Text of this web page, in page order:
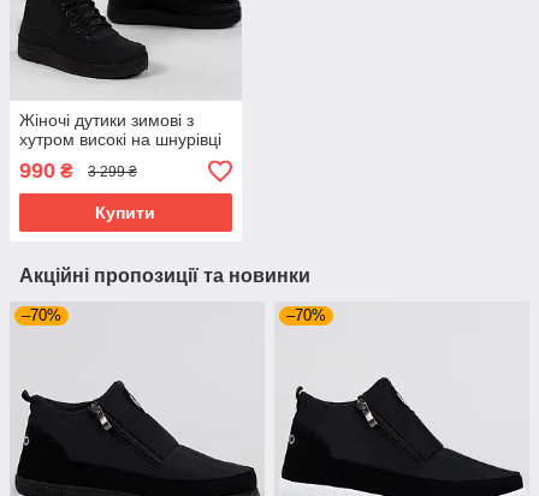
Жіночі дутики зимові з
хутром високі на шнурівці
990 ₴ 3 299 ₴
Купити
Акційні пропозиції та новинки
–70% –70%